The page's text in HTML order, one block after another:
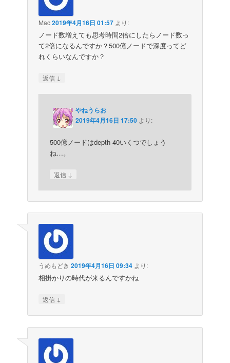
Mac2019年4月16日 01:57 より:
ノード数増えても思考時間2倍にしたらノード数っ
て2倍になるんですか？500億ノードで深度ってど
れくらいなんですか？
返信 ↓
やねうらお
2019年4月16日 17:50 より:
500億ノードはdepth 40いくつでしょう
ね…。
返信 ↓
うめもどき 2019年4月16日 09:34 より:
相掛かりの時代が来るんですかね
返信 ↓